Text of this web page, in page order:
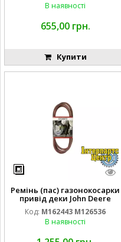
В наявності
655,00 грн.
Купити
Ремінь (пас) газонокосарки
привід деки John Deere
M162443 M126536
Код: M162443 M126536
В наявності